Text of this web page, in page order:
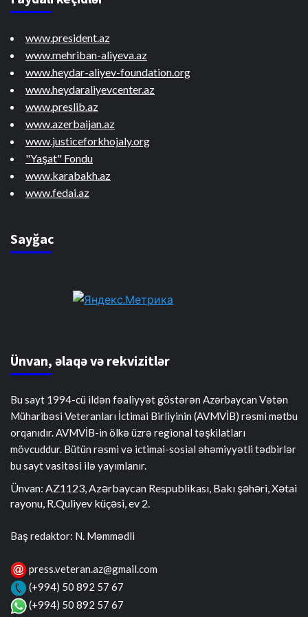
www.president.az
www.mehriban-aliyeva.az
www.heydar-aliyev-foundation.org
www.heydaraliyevcenter.az
www.preslib.az
www.azerbaijan.az
www.justiceforkhojaly.org
"Yaşat" Fondu
www.karabakh.az
www.fedai.az
Sayğac
Ünvan, əlaqə və rekvizitlər
Bu sayt 1994-cü ildən fəaliyyət göstərən Azərbaycan Vətən
Müharibəsi Veteranları İctimai Birliyinin (AVMVİB) rəsmi mətbu
orqanıdır. AVMVİB-in ölkə üzrə regional təşkilatları
mövcuddur. Bütün rəsmi və ictimai-sosial əhəmiyyətli tədbirlər
bu sayt vasitəsi ilə yayımlanır.
Ünvan: AZ1123, Azərbaycan Respublikası, Bakı şəhəri, Xətai
rayonu, R.Quliyev küçəsi, ev 2.
Baş redaktor: N. Məmmədli
press.veteran.az@gmail.com
(+994) 50 892 57 67
(+994) 50 892 57 67